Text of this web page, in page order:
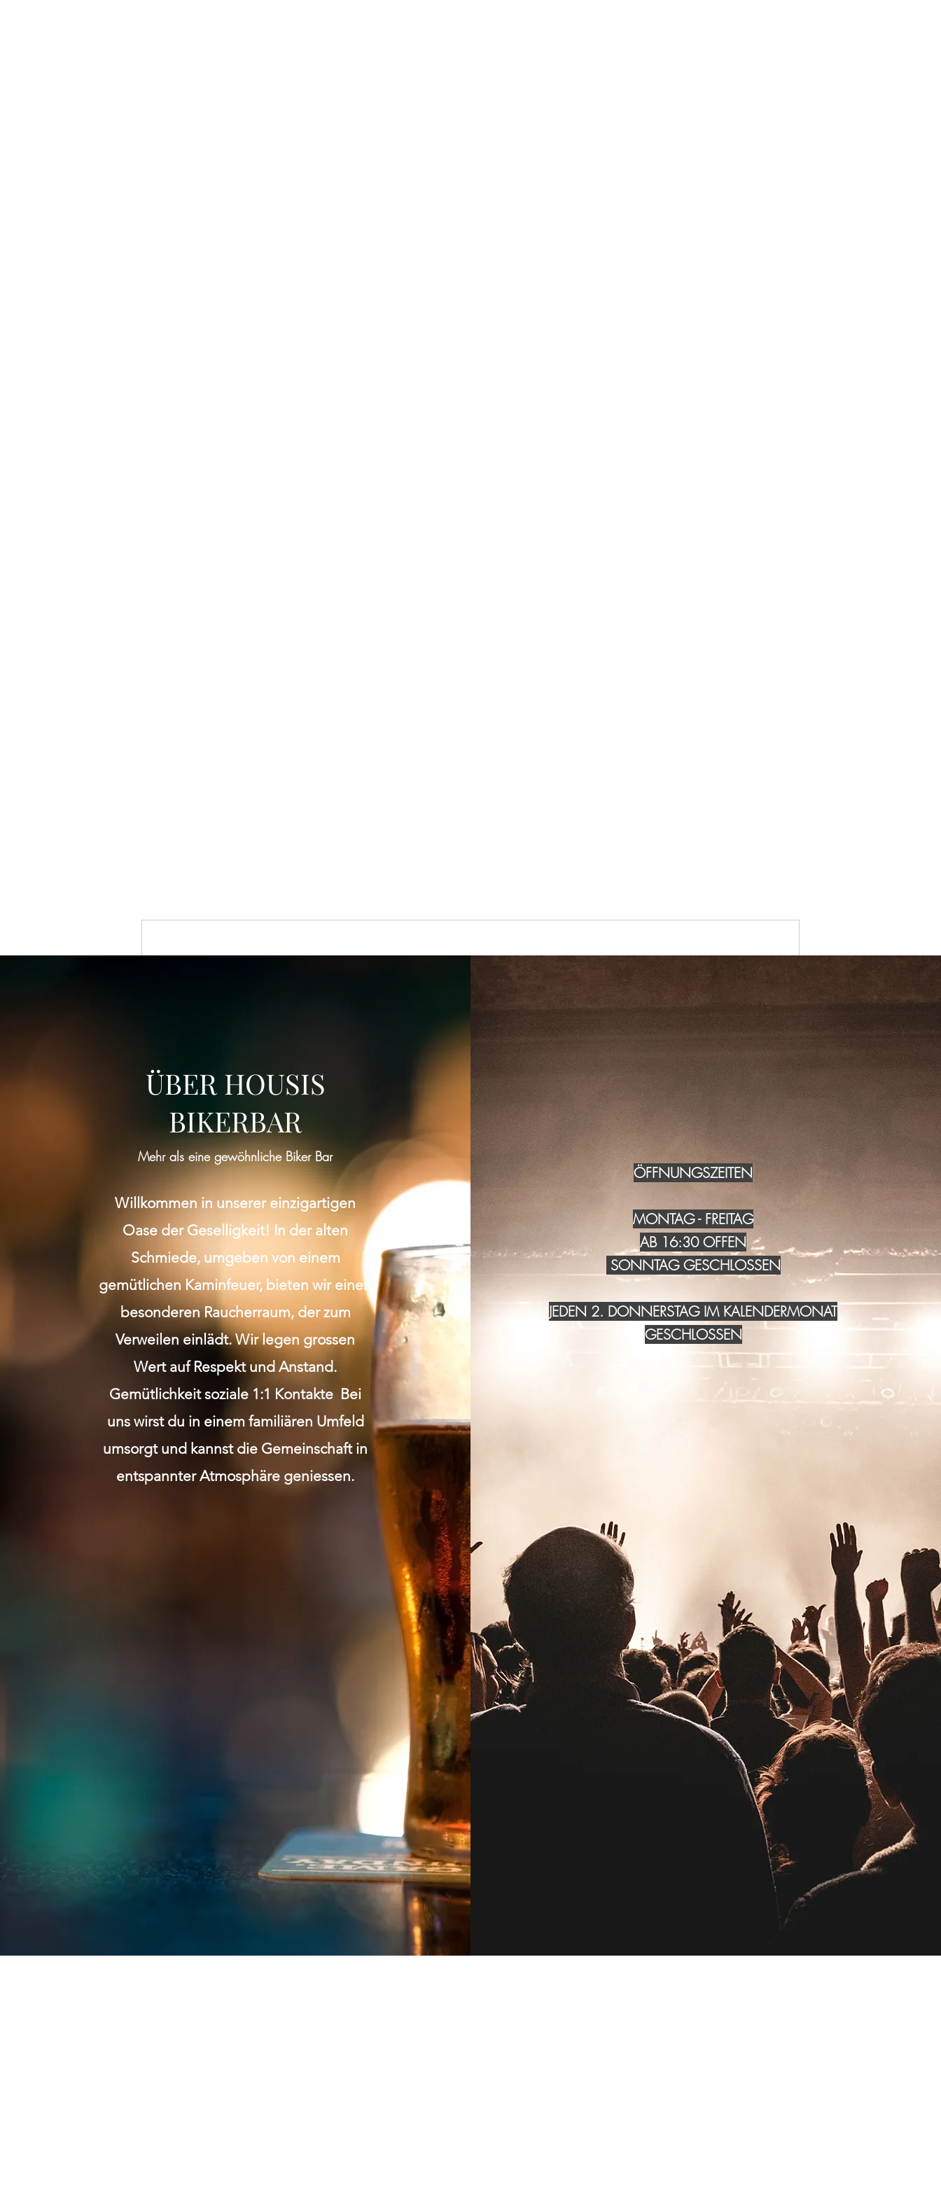
Gruppe konnte nicht gefunden werden
Bitte zur Gruppenliste zurückkehren und es erneut versuchen.
Zur Gruppenliste
ÜBER HOUSIS
BIKERBAR
Mehr als eine gewöhnliche Biker Bar
Willkommen in unserer einzigartigen
Oase der Geselligkeit! In der alten
Schmiede, umgeben von einem
gemütlichen Kaminfeuer, bieten wir einen
besonderen Raucherraum, der zum
Verweilen einlädt. Wir legen grossen
Wert auf Respekt und Anstand.
Gemütlichkeit soziale 1:1 Kontakte Bei
uns wirst du in einem familiären Umfeld
umsorgt und kannst die Gemeinschaft in
entspannter Atmosphäre geniessen.
ÖFFNUNGSZEITEN
MONTAG - FREITAG
AB 16:30 OFFEN
SONNTAG GESCHLOSSEN
JEDEN 2. DONNERSTAG IM KALENDERMONAT
GESCHLOSSEN